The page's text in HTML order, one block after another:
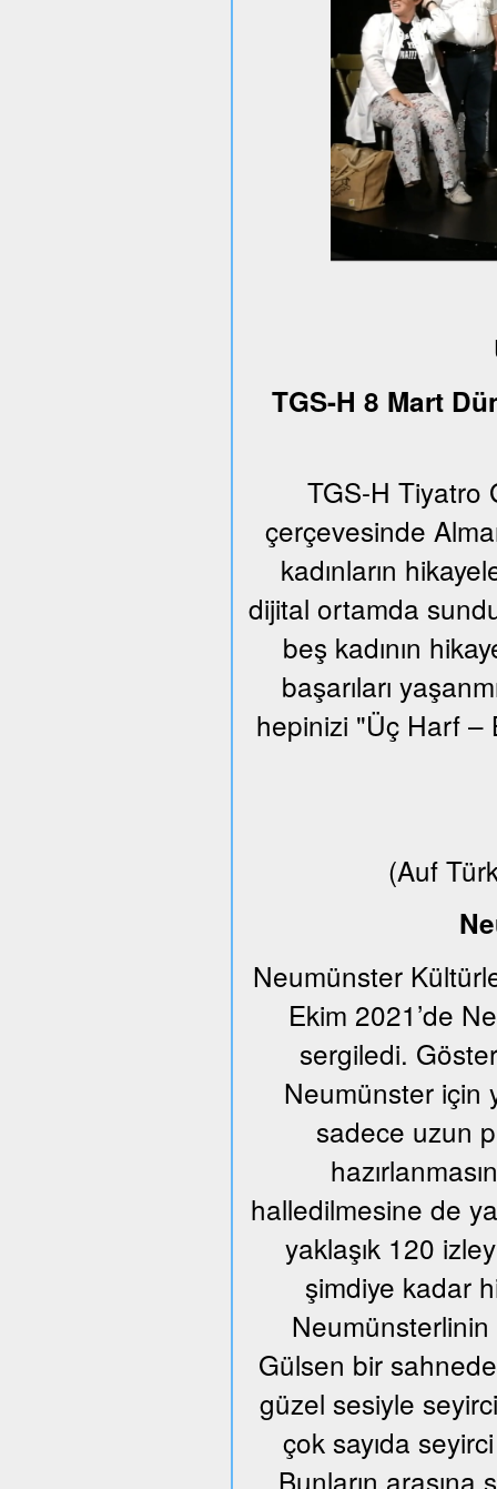
TGS-H 8 Mart
TGS-H Tiyatro
çerçevesinde
kadınların
dijital ortamda
beş kadının
başarıları
hepinizi "Üç Harf –
(Auf
Neumünster
Ekim 2021’de
sergiledi.
Neumünster için
sadece uzun
halledilmesine de
yaklaşık 120
şimdiye kadar
Gülsen bir
güzel sesiyle
çok sayıda
Bunların